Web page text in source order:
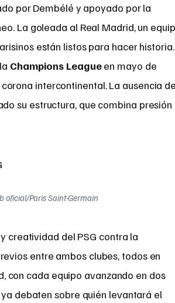
por Dembélé y apoyado por la
La goleada al Real Madrid, un
están listos para hacer historia.
Champions Leagueen mayo de
intercontinental. La ausencia
su estructura, que combina presión
oficial/Paris Saint-Germain
creatividad del PSG contra la
entre ambos clubes, todos en
con cada equipo avanzando en dos
debaten sobre quién levantará el